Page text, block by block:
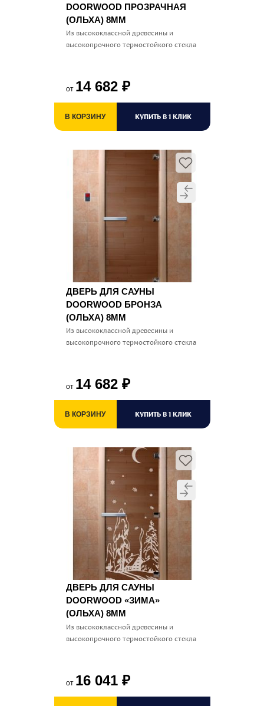
DOORWOOD ПРОЗРАЧНАЯ
(ОЛЬХА) 8ММ
Из высококлассной древесины и
высокопрочного термостойкого стекла
от 14 682 ₽
В КОРЗИНУ КУПИТЬ В 1 КЛИК
ДВЕРЬ ДЛЯ САУНЫ
DOORWOOD БРОНЗА
(ОЛЬХА) 8ММ
Из высококлассной древесины и
высокопрочного термостойкого стекла
от 14 682 ₽
В КОРЗИНУ КУПИТЬ В 1 КЛИК
ДВЕРЬ ДЛЯ САУНЫ
DOORWOOD «ЗИМА»
(ОЛЬХА) 8ММ
Из высококлассной древесины и
высокопрочного термостойкого стекла
от 16 041 ₽